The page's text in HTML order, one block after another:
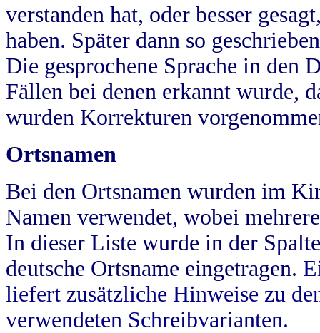
verstanden hat, oder besser
haben. Später dann so
Die gesprochene Sprache in
Fällen bei denen erkannt wurde,
wurden Korrekturen
Ortsnamen
Bei den Ortsnamen wurden im
Namen verwendet, wobei
In dieser Liste wurde in der
deutsche Ortsname eingetragen.
liefert zusätzliche Hinweise zu
verwendeten Schreibvarianten.